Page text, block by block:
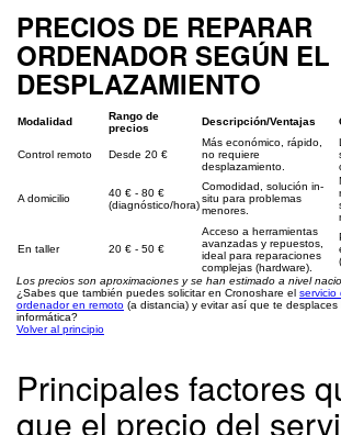
PRECIOS DE REPARAR
ORDENADOR SEGÚN EL
DESPLAZAMIENTO
Modalidad
Rango de
precios
Descripción/Ventajas
Control remoto Desde 20 €
Más económico, rápido,
no requiere
desplazamiento.
A domicilio
40 € - 80 €
(diagnóstico/hora)
Comodidad, solución in-
situ para problemas
menores.
En taller 20 € - 50 €
Acceso a herramientas
avanzadas y repuestos,
ideal para reparaciones
complejas (hardware).
Los precios son aproximaciones y se han estimado a nivel
¿Sabes que también puedes solicitar en Cronoshare el servicio
ordenador en remoto (a distancia) y evitar así que te
informática?
Volver al principio
Principales factores
que el precio del